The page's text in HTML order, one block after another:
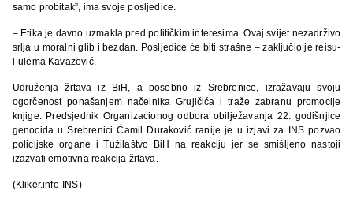
samo probitak”, ima svoje posljedice.
– Etika je davno uzmakla pred političkim interesima. Ovaj svijet nezadrživo
srlja u moralni glib i bezdan. Posljedice će biti strašne – zaključio je reisu-
l-ulema Kavazović.
Udruženja žrtava iz BiH, a posebno iz Srebrenice, izražavaju svoju
ogorčenost ponašanjem načelnika Grujičića i traže zabranu promocije
knjige. Predsjednik Organizacionog odbora obilježavanja 22. godišnjice
genocida u Srebrenici Ćamil Duraković ranije je u izjavi za INS pozvao
policijske organe i Tužilaštvo BiH na reakciju jer se smišljeno nastoji
izazvati emotivna reakcija žrtava.
(Kliker.info-INS)